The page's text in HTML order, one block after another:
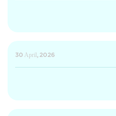
30 April, 2026